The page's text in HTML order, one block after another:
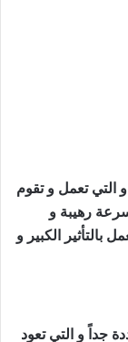
التي تعمل و تقوم
رهيبة و
بالتأثير الكبير و
جداً و التي تعود